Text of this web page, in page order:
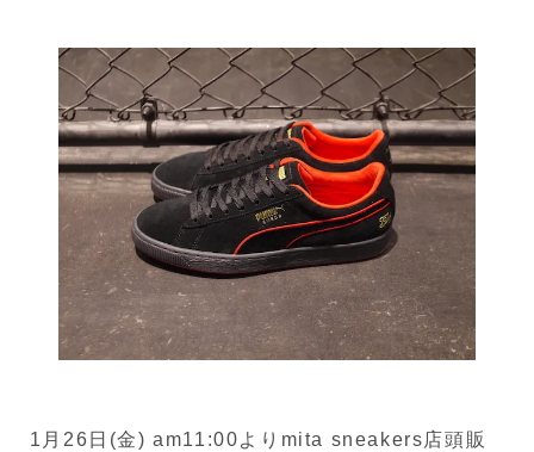
1月26日(金) am11:00よりmita sneakers店頭販